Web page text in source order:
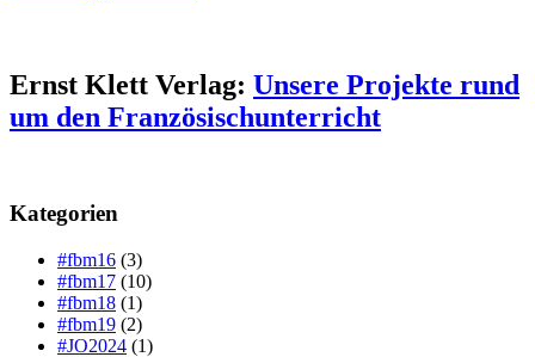
Ernst Klett Verlag: Unsere Projekte rund
um den Französischunterricht
Kategorien
#fbm16 (3)
#fbm17 (10)
#fbm18 (1)
#fbm19 (2)
#JO2024 (1)